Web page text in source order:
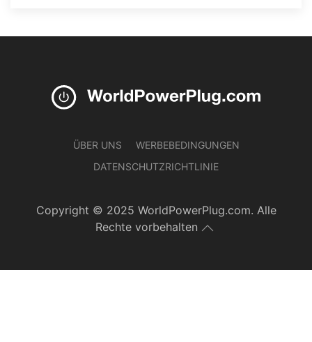
ÜBER UNS
WERBEBEDINGUNGEN
DATENSCHUTZRICHTLINIE
Copyright © 2025 WorldPowerPlug.com. Alle
Rechte vorbehalten